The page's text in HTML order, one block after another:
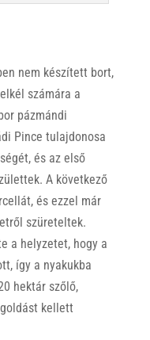
nem készített bort,
számára a
pázmándi
Pince tulajdonosa
és az első
A következő
és ezzel már
szüreteltek.
a helyzetet, hogy a
így a nyakukba
hektár szőlő,
kellett